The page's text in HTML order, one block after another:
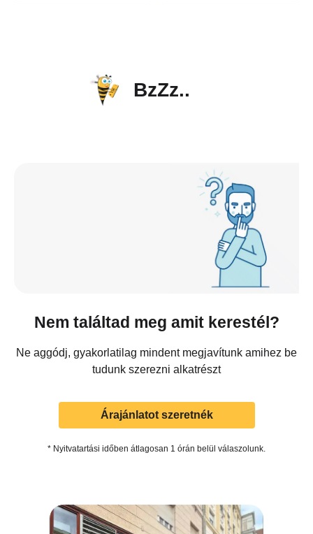
BzZz..
Nem találtad meg amit kerestél?
Ne aggódj, gyakorlatilag mindent megjavítunk amihez be
tudunk szerezni alkatrészt
Árajánlatot szeretnék
* Nyitvatartási időben átlagosan 1 órán belül válaszolunk.